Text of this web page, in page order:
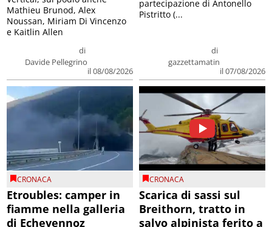
di
Davide Pellegrino
il 08/08/2026
Mathieu Brunod, Alex
Noussan, Miriam Di Vincenzo
e Kaitlin Allen
di
gazzettamatin
il 07/08/2026
partecipazione di Antonello
Pistritto (...
CRONACA
Etroubles: camper in
fiamme nella galleria
di Echevennoz
CRONACA
Scarica di sassi sul
Breithorn, tratto in
salvo alpinista ferito a